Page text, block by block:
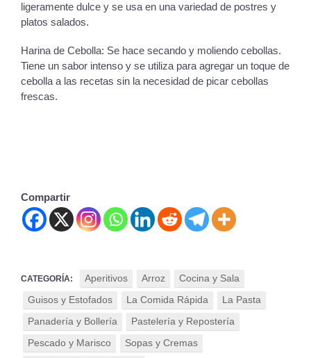
ligeramente dulce y se usa en una variedad de postres y
platos salados.
Harina de Cebolla: Se hace secando y moliendo cebollas.
Tiene un sabor intenso y se utiliza para agregar un toque de
cebolla a las recetas sin la necesidad de picar cebollas
frescas.
Compartir
CATEGORÍA: Aperitivos Arroz
Cocina y Sala
Guisos y Estofados
La Comida Rápida
La Pasta
Panadería y Bollería
Pastelería y Repostería
Pescado y Marisco
Sopas y Cremas